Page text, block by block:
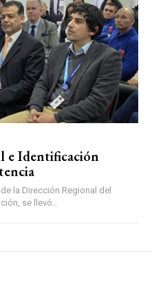
e Identificación
la Dirección Regional del
se llevó...